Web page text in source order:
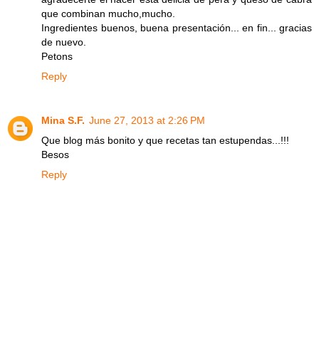
que combinan mucho,mucho.
Ingredientes buenos, buena presentación... en fin... gracias
de nuevo.
Petons
Reply
Mina S.F. June 27, 2013 at 2:26 PM
Que blog más bonito y que recetas tan estupendas...!!!
Besos
Reply